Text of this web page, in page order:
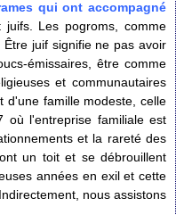
qui ont accompagné
Les pogroms, comme
juif signifie ne pas avoir
émissaires, être comme
et communautaires
d'une famille modeste, celle
où l'entreprise familiale est
et la rareté des
un toit et se débrouillent
années en exil et cette
nous assistons